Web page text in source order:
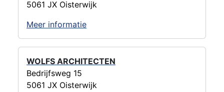
5061 JX Oisterwijk
Meer informatie
WOLFS ARCHITECTEN
Bedrijfsweg 15
5061 JX Oisterwijk